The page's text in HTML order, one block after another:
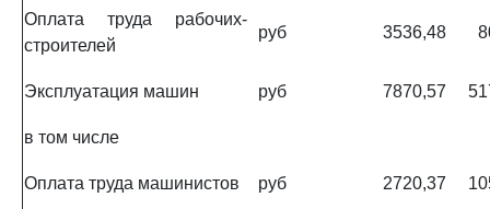
Оплата труда рабочих-
строителей
руб 3536,48
Эксплуатация машин руб 7870,57
в том числе
Оплата труда машинистов руб 2720,37